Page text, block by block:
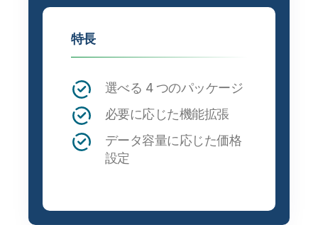
特長
選べる 4 つのパッケージ
必要に応じた機能拡張
データ容量に応じた価格
設定